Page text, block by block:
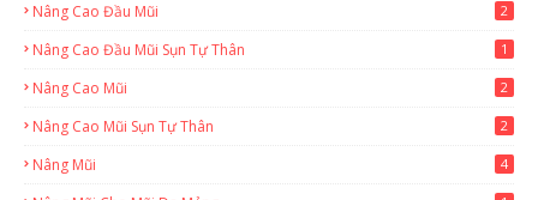
Nâng Cao Đầu Mũi 2
Nâng Cao Đầu Mũi Sụn Tự Thân 1
Nâng Cao Mũi 2
Nâng Cao Mũi Sụn Tự Thân 2
Nâng Mũi 4